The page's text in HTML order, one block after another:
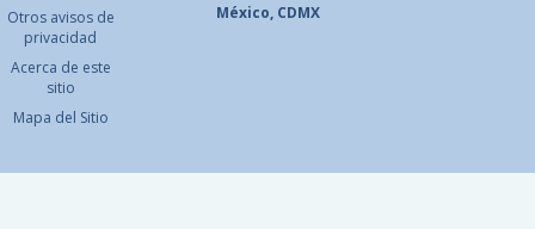
Otros avisos de
privacidad
Acerca de este
sitio
Mapa del Sitio
México, CDMX